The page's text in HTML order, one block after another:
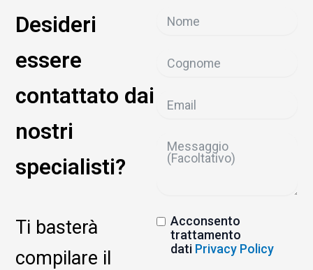
Desideri
essere
contattato dai
nostri
specialisti?
Ti basterà
compilare il
Acconsento
trattamento
dati Privacy Policy